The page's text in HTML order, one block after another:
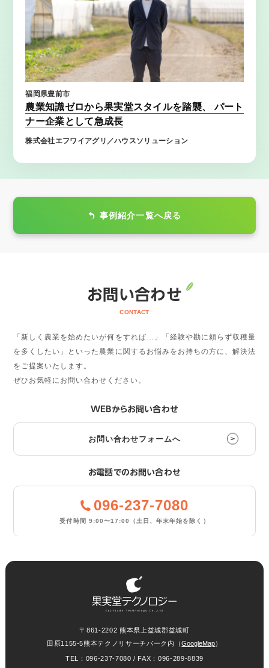
福岡県豊前市
農業知識ゼロから果実堂スタイルを踏襲、 パート
ナー企業として急成長
株式会社エフワイアグリ／ハウスソリューション
事例紹介一覧へ戻る
お問い合わせ
CONTACT
「新しく農業を始めたいが何をすれば…」「経験や勘に頼らず収穫量
を多くしたい」といった農業に関するお悩みをお持ちの方に、解決法
をご提案いたします。
ぜひお気軽にお問い合わせください。
WEBからお問い合わせ
お問い合わせフォームへ
お電話でのお問い合わせ
096-237-7080
受付時間 9:00〜17:00 （土日、年末年始を除く）
〒861-2202 熊本県上益城郡益城町
田原1155-5熊本テクノリサーチパーク内
（GoogleMap）
TEL：096-237-7080 / FAX：096-289-8839